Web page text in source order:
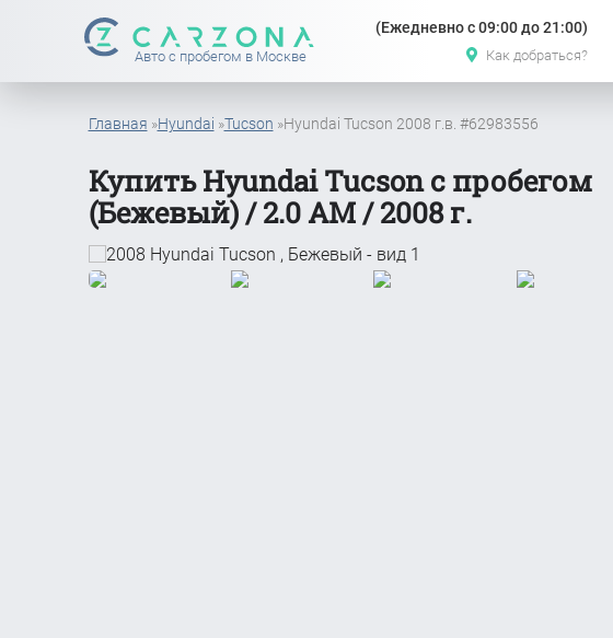
Авто с пробегом в Москве
(Ежедневно с 09:00 до 21:00)
Как добраться?
Главная »Hyundai »Tucson »Hyundai Tucson 2008 г.в. #62983556
Купить Hyundai Tucson с пробегом
(Бежевый) / 2.0 АМ / 2008 г.